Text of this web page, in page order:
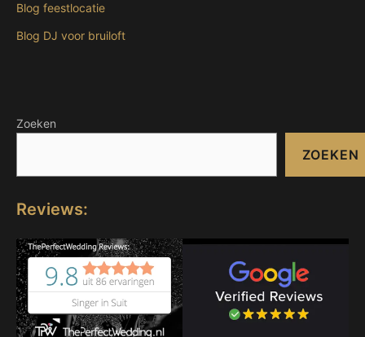
Blog feestlocatie
Blog DJ voor bruiloft
Zoeken
ZOEKEN
Reviews: